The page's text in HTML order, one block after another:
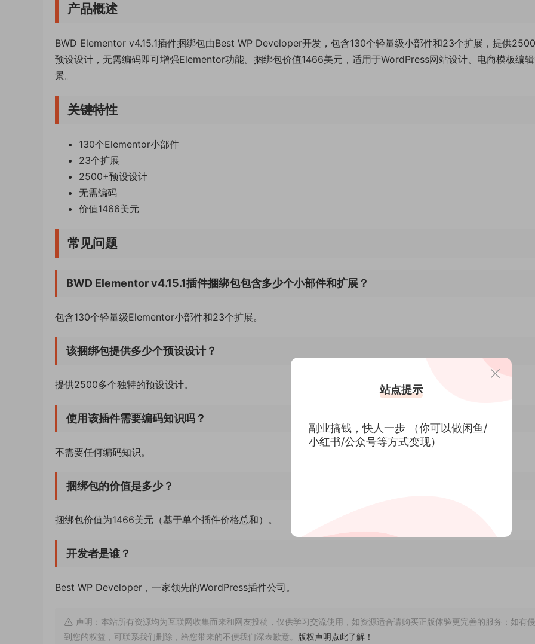
产品概述
BWD Elementor v4.15.1插件捆绑包由Best WP Developer开发，包含130个轻量级小部件和23个扩展，提供
预设设计，无需编码即可增强Elementor功能。捆绑包价值1466美元，适用于WordPress网站设计、电商模板编
景。
关键特性
130个Elementor小部件
23个扩展
2500+预设设计
无需编码
价值1466美元
常见问题
BWD Elementor v4.15.1插件捆绑包包含多少个小部件和扩展？
包含130个轻量级Elementor小部件和23个扩展。
该捆绑包提供多少个预设设计？
提供2500多个独特的预设设计。
使用该插件需要编码知识吗？
不需要任何编码知识。
捆绑包的价值是多少？
捆绑包价值为1466美元（基于单个插件价格总和）。
开发者是谁？
Best WP Developer，一家领先的WordPress插件公司。
声明：本站所有资源均为互联网收集而来和网友投稿，仅供学习交流使用，如资源适合请购买正版体验更完善的服务；如有
到您的权益，可联系我们删除，给您带来的不便我们深表歉意。 版权声明点此了解！
站点提示
副业搞钱，快人一步 （你可以做闲鱼/
小红书/公众号等方式变现）